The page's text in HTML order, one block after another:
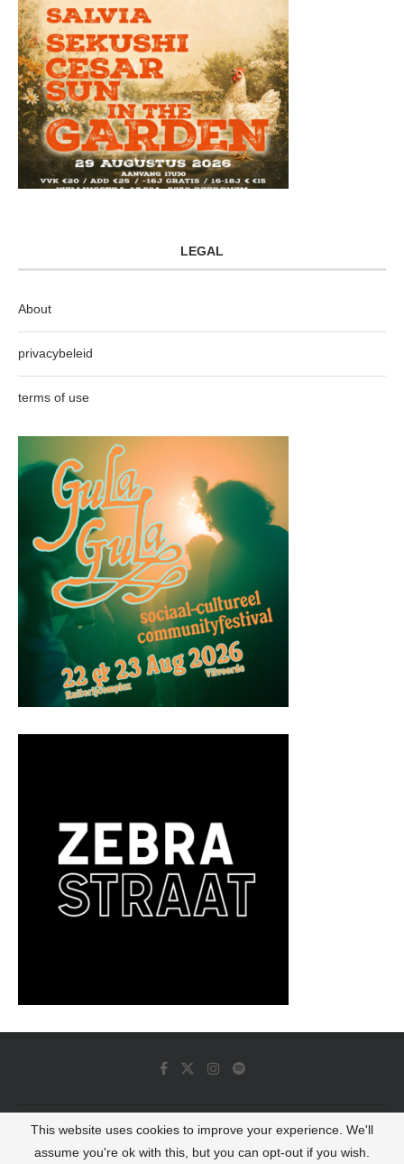
LEGAL
About
privacybeleid
terms of use
© 2022 - Luminous Dash All Rights Reserved
This website uses cookies to improve your experience. We'll
assume you're ok with this, but you can opt-out if you wish.